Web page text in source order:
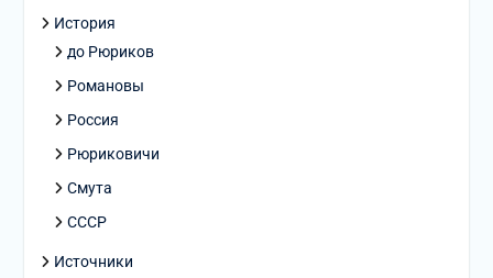
История
до Рюриков
Романовы
Россия
Рюриковичи
Смута
СССР
Источники